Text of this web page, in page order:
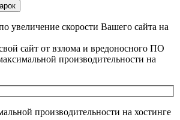
увеличение скорости Вашего сайта на
сайт от взлома и вредоносного ПО
производительности на
производительности на хостинге